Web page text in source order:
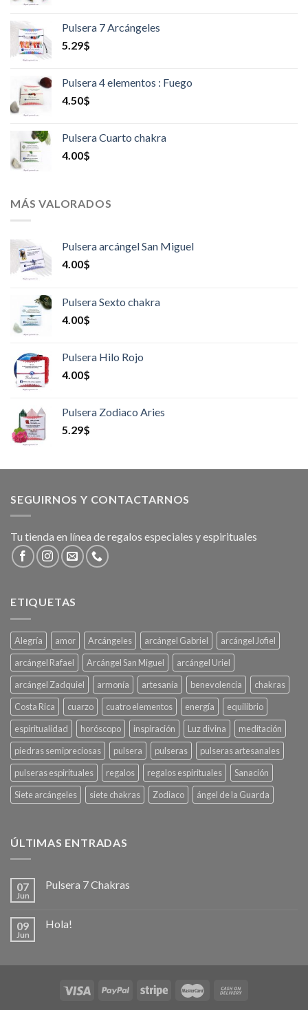
Pulsera 7 Arcángeles
5.29$
Pulsera 4 elementos : Fuego
4.50$
Pulsera Cuarto chakra
4.00$
MÁS VALORADOS
Pulsera arcángel San Miguel
4.00$
Pulsera Sexto chakra
4.00$
Pulsera Hilo Rojo
4.00$
Pulsera Zodiaco Aries
5.29$
SEGUIRNOS Y CONTACTARNOS
Tu tienda en línea de regalos especiales y espirituales
ETIQUETAS
Alegría amor Arcángeles arcángel Gabriel
arcángel Jofiel
arcángel Rafael
Arcángel San Miguel
arcángel Uriel
arcángel Zadquiel
armonía artesanía benevolencia
chakras
Costa Rica
cuarzo cuatro elementos energía
equilibrio
espiritualidad
horóscopo inspiración Luz divina
meditación
piedras semipreciosas
pulsera pulseras
pulseras artesanales
pulseras espirituales
regalos regalos espirituales
Sanación
Siete arcángeles
siete chakras Zodiaco ángel de la Guarda
ÚLTIMAS ENTRADAS
07
Jun
Pulsera 7 Chakras
09
Jun
Hola!